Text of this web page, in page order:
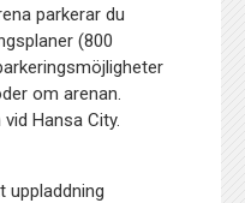
parkerar du
(800
om arenan.
Hansa City.
uppladdning